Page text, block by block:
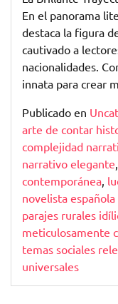
En el panorama
destaca la figura
cautivado a
nacionalidades.
innata para crear
Publicado en
arte de contar
complejidad
narrativo elegante,
contemporánea,
novelista española
parajes rurales
meticulosamente
temas sociales
universales